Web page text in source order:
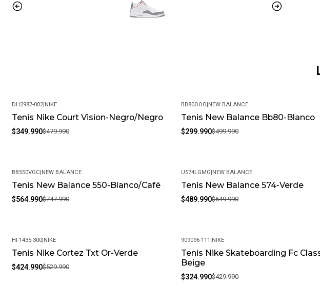
-27%
DH2987-002|NIKE
Tenis Nike Court Vision-Negro/Negro
$349.990$479.990
-40%
BB80OOO|NEW BALANCE
Tenis New Balance Bb80-Blanco
$299.990$499.990
-24%
BB550VGC|NEW BALANCE
Tenis New Balance 550-Blanco/Café
$564.990$747.990
-25%
U574LGMG|NEW BALANCE
Tenis New Balance 574-Verde
$489.990$649.990
-20%
HF1435-300|NIKE
Tenis Nike Cortez Txt Or-Verde
$424.990$529.990
-24%
909096-111 |NIKE
Tenis Nike Skateboarding Fc
Beige
$324.990$429.990